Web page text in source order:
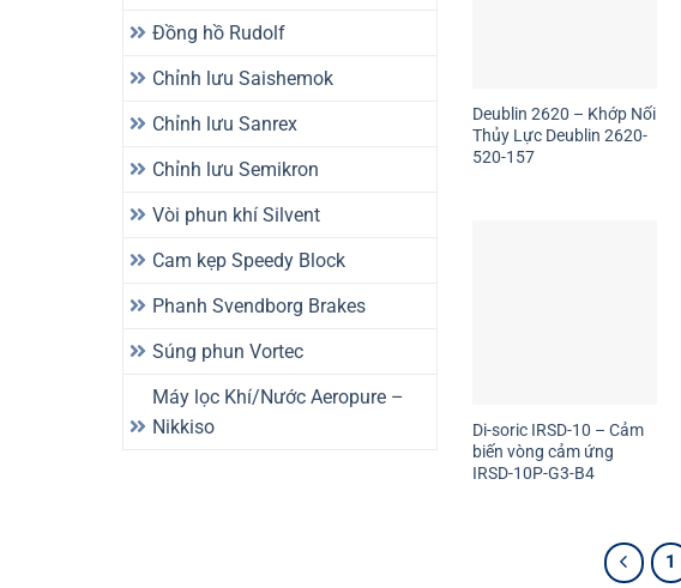
Đồng hồ Rudolf
Chỉnh lưu Saishemok
Chỉnh lưu Sanrex
Chỉnh lưu Semikron
Vòi phun khí Silvent
Cam kẹp Speedy Block
Phanh Svendborg Brakes
Súng phun Vortec
Máy lọc Khí/Nước Aeropure –
Nikkiso
Deublin 2620 – Khớp Nối
Thủy Lực Deublin 2620-
520-157
Di-soric IRSD-10 – Cảm
biến vòng cảm ứng
IRSD-10P-G3-B4
1